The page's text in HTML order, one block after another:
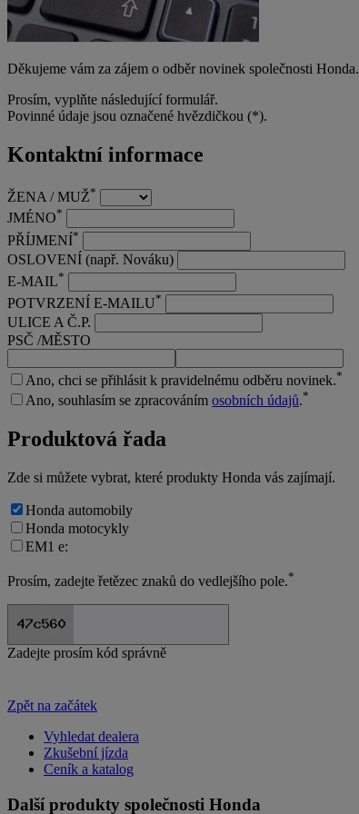
Děkujeme vám za zájem o odběr novinek společnosti Honda.
Prosím, vyplňte následující formulář.
Povinné údaje jsou označené hvězdičkou (*).
Kontaktní informace
ŽENA / MUŽ*
JMÉNO*
PŘÍJMENÍ*
OSLOVENÍ (např. Nováku)
E-MAIL*
POTVRZENÍ E-MAILU*
ULICE A Č.P.
PSČ /MĚSTO
Ano, chci se přihlásit k pravidelnému odběru novinek.*
Ano, souhlasím se zpracováním osobních údajů.*
Produktová řada
Zde si můžete vybrat, které produkty Honda vás zajímají.
Honda automobily
Honda motocykly
EM1 e:
Prosím, zadejte řetězec znaků do vedlejšího pole.*
Zadejte prosím kód správně
Zpět na začátek
Vyhledat dealera
Zkušební jízda
Ceník a katalog
Další produkty společnosti Honda